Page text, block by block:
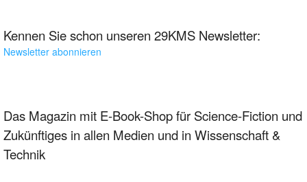
Kennen Sie schon unseren 29KMS Newsletter:
Newsletter abonnieren
Das Magazin mit E-Book-Shop für Science-Fiction und
Zukünftiges in allen Medien und in Wissenschaft &
Technik